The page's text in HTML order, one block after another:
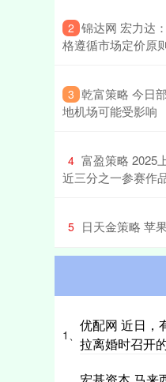
2 锦达网 宏力达
格遵循市场定价原
3 乾富策略 今日
地机场可能受影响
4 富盈策略 2025
近三分之一参赛作
5 日天金策略 苹
1、
优配网 近日，
拉离婚时召开